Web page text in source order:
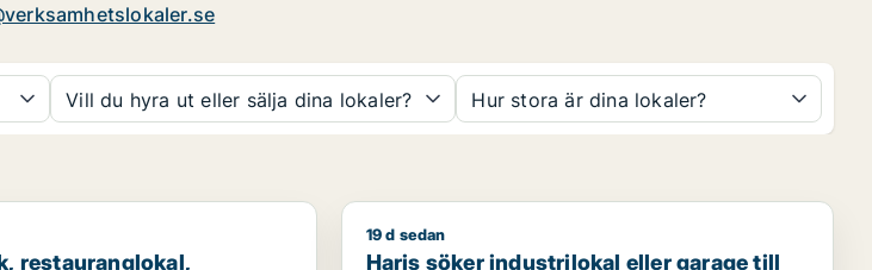
Vill du hyra ut eller sälja dina lokaler? Hur stora är dina lokaler?
Botkyrka m.fl.bostadsfastighet, hotell eller garage till salu i Stockholms län
restauranglokal,
Haris söker industrilokal eller garage till salu i
19 d sedan
Haris söker industrilokal eller garage till